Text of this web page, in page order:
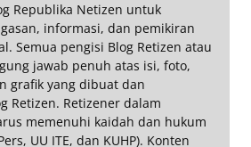
Republika Netizen untuk
informasi, dan pemikiran
Semua pengisi Blog Retizen atau
jawab penuh atas isi, foto,
grafik yang dibuat dan
Retizen. Retizener dalam
memenuhi kaidah dan hukum
UU ITE, dan KUHP). Konten